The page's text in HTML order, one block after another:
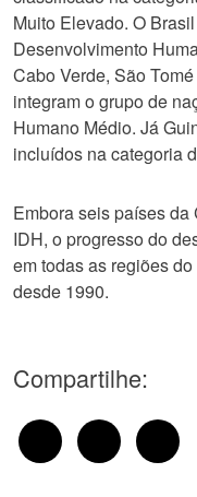
Muito Elevado. O
Desenvolvimento
Cabo Verde, São
integram o grupo de
Humano Médio. Já
incluídos na categoria
Embora seis países
IDH, o progresso do
em todas as regiões
desde 1990.
Compartilhe: